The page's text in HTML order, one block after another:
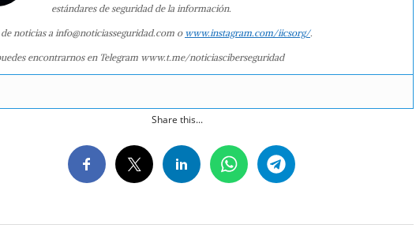
estándares de seguridad de la información.
noticias a info@noticiasseguridad.com o www.instagram.com/iicsorg/.
encontrarnos en Telegram www.t.me/noticiasciberseguridad
Share this...